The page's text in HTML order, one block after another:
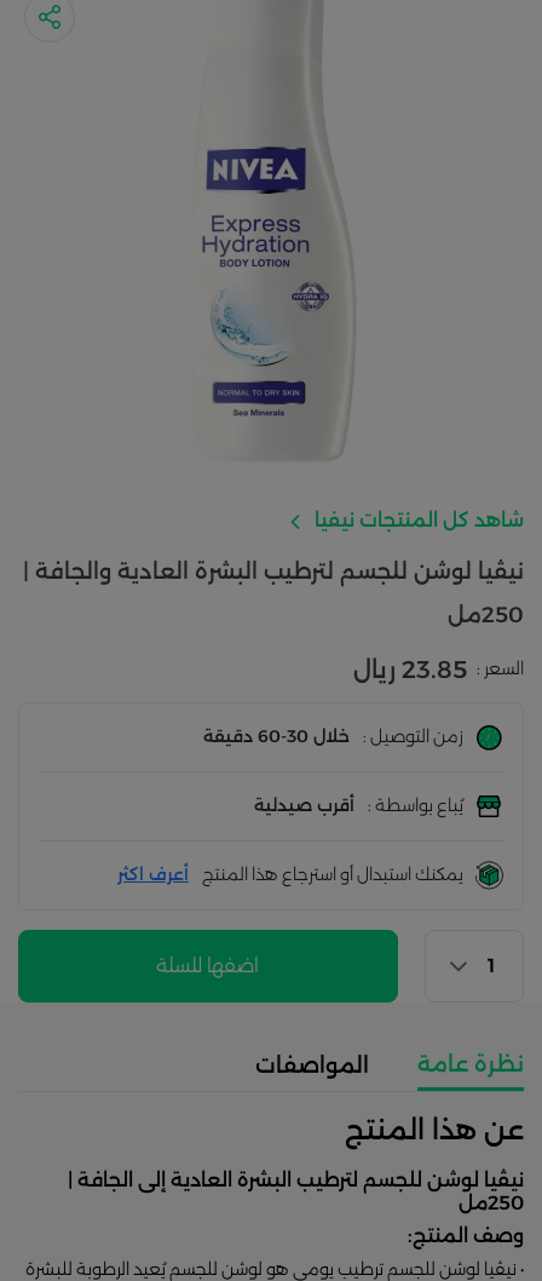
شاهد كل المنتجات نيفيا
نيڤيا لوشن للجسم لترطيب البشرة العادية والجافة |
250مل
السعر : 23.85 ريال
زمن التوصيل : خلال 30-60 دقيقة
يُباع بواسطة : أقرب صيدلية
يمكنك استبدال أو استرجاع هذا المنتج أعرف اكثر
اضفها للسلة
نظرة عامة المواصفات
عن هذا المنتج
نيڤيا لوشن للجسم لترطيب البشرة العادية إلى الجافة |
250مل
وصف المنتج:
• نيڤيا لوشن للجسم ترطيب يومي هو لوشن للجسم يُعيد الرطوبة للبشرة